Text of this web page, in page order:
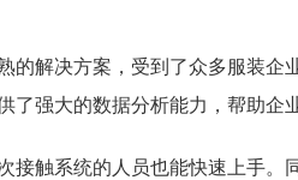
的解决方案，受到了众多服装企
强大的数据分析能力，帮助企
接触系统的人员也能快速上手。